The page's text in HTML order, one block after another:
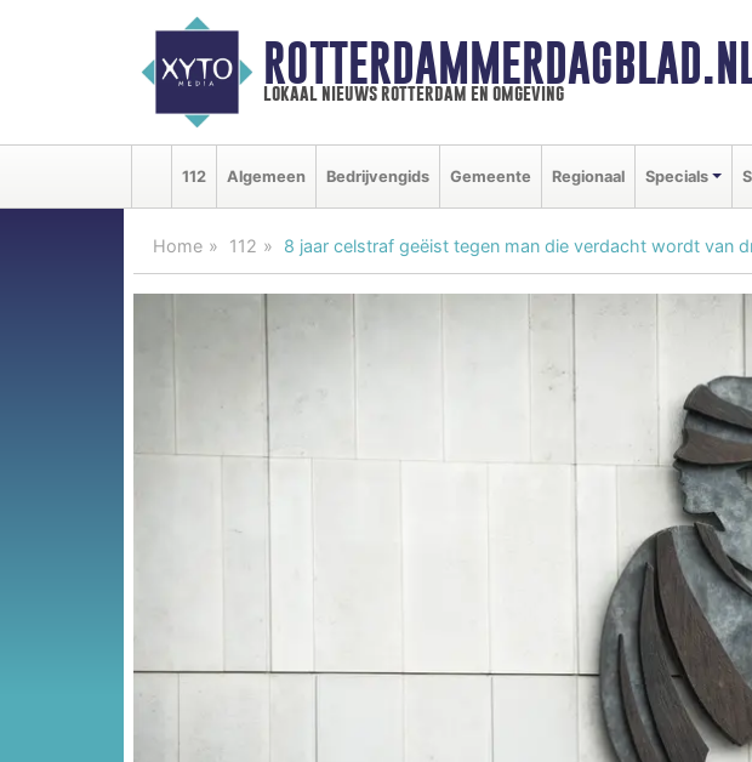
lokaal nieuws rotterdam en omgeving
112 Algemeen Bedrijvengids Gemeente Regionaal Specials
Home 112 8 jaar celstraf geëist tegen man die verdacht wordt van